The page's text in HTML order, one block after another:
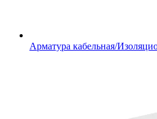
Арматура кабельная/